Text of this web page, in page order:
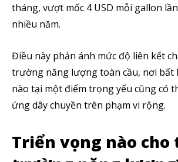
SUBSCRIBE
Theo Dõi Chúng Tôi
Fans Followers
tháng, vượt mốc 4 USD mỗi gallon
nhiều năm.
Điều này phản ánh mức độ liên kết
trường năng lượng toàn cầu, nơi bất
nào tại một điểm trọng yếu cũng có
ứng dây chuyền trên phạm vi rộng.
Triển vọng nào cho